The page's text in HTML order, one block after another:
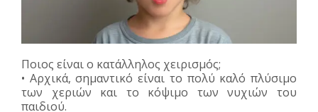
Ποιος είναι ο κατάλληλος χειρισμός;
• Αρχικά, σημαντικό είναι το πολύ καλό πλύσιμο
των χεριών και το κόψιμο των νυχιών του
παιδιού.